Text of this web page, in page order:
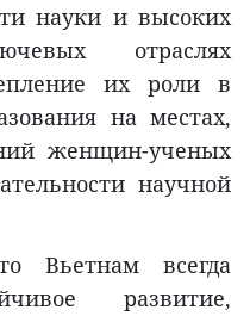
науки и высоких
отраслях
их роли в
на местах,
женщин-ученых
научной
Вьетнам всегда
развитие,